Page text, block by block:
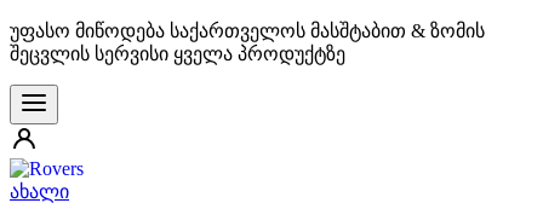
უფასო მიწოდება საქართველოს მასშტაბით & ზომის
შეცვლის სერვისი ყველა პროდუქტზე
ახალი